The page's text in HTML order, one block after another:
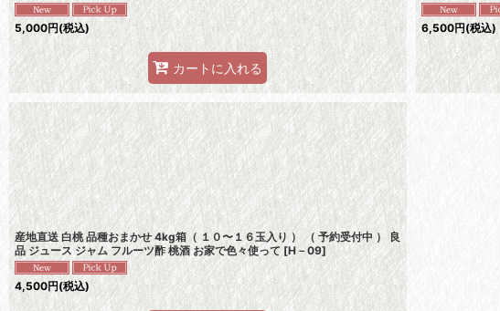
5,000円(税込)
カートに入れる
6,500円(税込)
産地直送 白桃 品種おまかせ 4kg箱（ １０〜１６玉入り ） （ 予約受付中 ） 良
品 ジュース ジャム フルーツ酢 桃酒 お家で色々使って [H－09]
4,500円(税込)